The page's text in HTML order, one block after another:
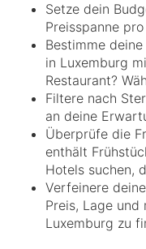
Setze dein
Preisspanne
Bestimme
in Luxemburg
Restaurant?
Filtere nach
an deine
Überprüfe die
enthält
Hotels suchen,
Verfeinere
Preis, Lage
Luxemburg zu